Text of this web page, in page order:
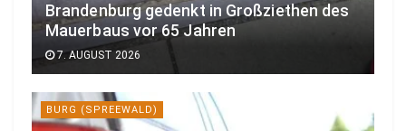
Brandenburg gedenkt in Großziethen des
Mauerbaus vor 65 Jahren
7. AUGUST 2026
BURG (SPREEWALD)